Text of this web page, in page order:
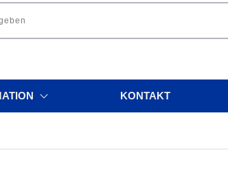
KONTAKT